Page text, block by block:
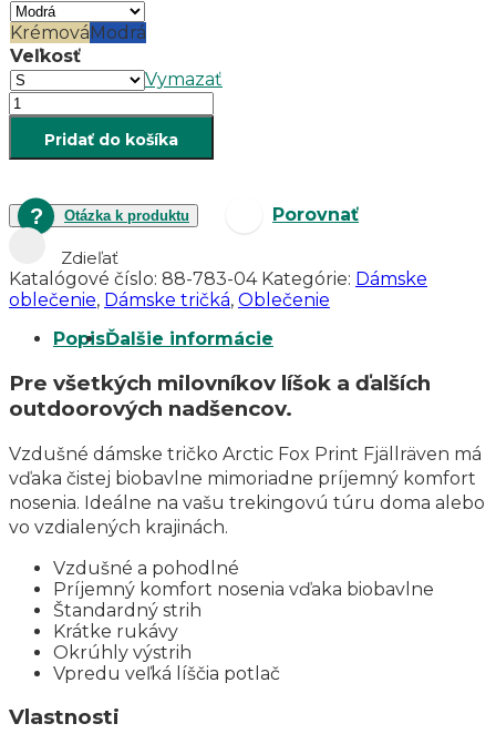
KrémováModrá
Veľkosť
Vymazať
množstvo
Dámske
tričko
s
líšky
Fjällräven
Fox
Print
Pridať do košíka
Otázka k produktu Porovnať
Zdieľať
Katalógové číslo: 88-783-04 Kategórie: Dámske
oblečenie, Dámske tričká, Oblečenie
PopisĎalšie informácie
Pre všetkých milovníkov líšok a ďalších
outdoorových nadšencov.
Vzdušné dámske tričko Arctic Fox Print Fjällräven má
vďaka čistej biobavlne mimoriadne príjemný komfort
nosenia. Ideálne na vašu trekingovú túru doma alebo
vo vzdialených krajinách.
Vzdušné a pohodlné
Príjemný komfort nosenia vďaka biobavlne
Štandardný strih
Krátke rukávy
Okrúhly výstrih
Vpredu veľká líščia potlač
Vlastnosti